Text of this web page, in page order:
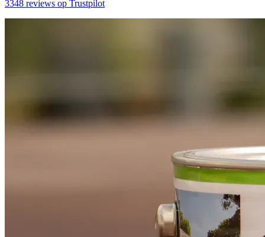
3348 reviews op Trustpilot